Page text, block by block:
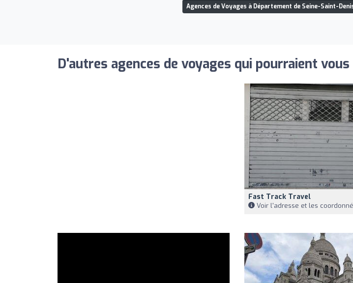
Agences de Voyages à Département de Seine-Saint-
D'autres agences de voyages qui pourraient
Fast Track Travel
Voir l'adresse et les